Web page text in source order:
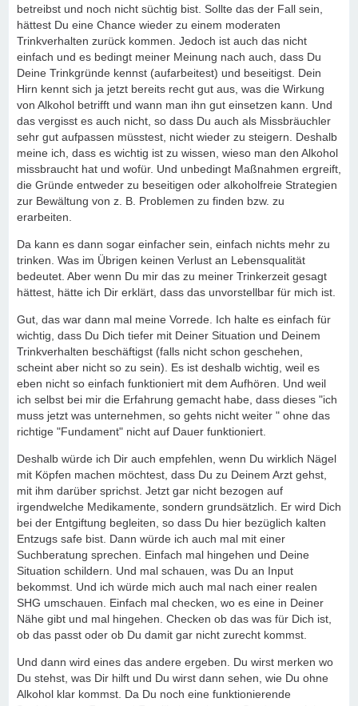
betreibst und noch nicht süchtig bist. Sollte das der Fall sein,
hättest Du eine Chance wieder zu einem moderaten
Trinkverhalten zurück kommen. Jedoch ist auch das nicht
einfach und es bedingt meiner Meinung nach auch, dass Du
Deine Trinkgründe kennst (aufarbeitest) und beseitigst. Dein
Hirn kennt sich ja jetzt bereits recht gut aus, was die Wirkung
von Alkohol betrifft und wann man ihn gut einsetzen kann. Und
das vergisst es auch nicht, so dass Du auch als Missbräuchler
sehr gut aufpassen müsstest, nicht wieder zu steigern. Deshalb
meine ich, dass es wichtig ist zu wissen, wieso man den Alkohol
missbraucht hat und wofür. Und unbedingt Maßnahmen ergreift,
die Gründe entweder zu beseitigen oder alkoholfreie Strategien
zur Bewältung von z. B. Problemen zu finden bzw. zu
erarbeiten.
Da kann es dann sogar einfacher sein, einfach nichts mehr zu
trinken. Was im Übrigen keinen Verlust an Lebensqualität
bedeutet. Aber wenn Du mir das zu meiner Trinkerzeit gesagt
hättest, hätte ich Dir erklärt, dass das unvorstellbar für mich ist.
Gut, das war dann mal meine Vorrede. Ich halte es einfach für
wichtig, dass Du Dich tiefer mit Deiner Situation und Deinem
Trinkverhalten beschäftigst (falls nicht schon geschehen,
scheint aber nicht so zu sein). Es ist deshalb wichtig, weil es
eben nicht so einfach funktioniert mit dem Aufhören. Und weil
ich selbst bei mir die Erfahrung gemacht habe, dass dieses "ich
muss jetzt was unternehmen, so gehts nicht weiter " ohne das
richtige "Fundament" nicht auf Dauer funktioniert.
Deshalb würde ich Dir auch empfehlen, wenn Du wirklich Nägel
mit Köpfen machen möchtest, dass Du zu Deinem Arzt gehst,
mit ihm darüber sprichst. Jetzt gar nicht bezogen auf
irgendwelche Medikamente, sondern grundsätzlich. Er wird Dich
bei der Entgiftung begleiten, so dass Du hier bezüglich kalten
Entzugs safe bist. Dann würde ich auch mal mit einer
Suchberatung sprechen. Einfach mal hingehen und Deine
Situation schildern. Und mal schauen, was Du an Input
bekommst. Und ich würde mich auch mal nach einer realen
SHG umschauen. Einfach mal checken, wo es eine in Deiner
Nähe gibt und mal hingehen. Checken ob das was für Dich ist,
ob das passt oder ob Du damit gar nicht zurecht kommst.
Und dann wird eines das andere ergeben. Du wirst merken wo
Du stehst, was Dir hilft und Du wirst dann sehen, wie Du ohne
Alkohol klar kommst. Da Du noch eine funktionierende